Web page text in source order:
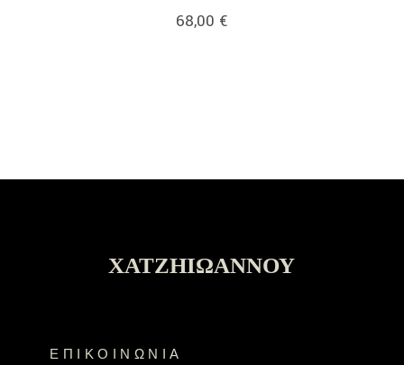
68,00 €
ΧΑΤΖΗΙΩΆΝΝΟΥ
ΕΠΙΚΟΙΝΩΝΊΑ